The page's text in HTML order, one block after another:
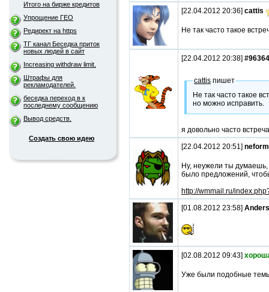
Итого на бирже кредитов
Упрощение ГЕО
Редирект на https
ТГ канал Беседка приток
новых людей в сайт
Increasing withdraw limit.
Штрафы для
рекламодателей.
беседка переход в к
последнему сообщению
Вывод средств.
Создать свою идею
[22.04.2012 20:36] cattis
Не так часто такое
[22.04.2012 20:38]
cattis пишет
Не так часто такое
но можно исправить.
я довольно часто
[22.04.2012 20:51]
Ну, неужели ты
было предложений,
http://wmmail.ru/
[01.08.2012 23:58]
[02.08.2012 09:43]
Уже были подобные